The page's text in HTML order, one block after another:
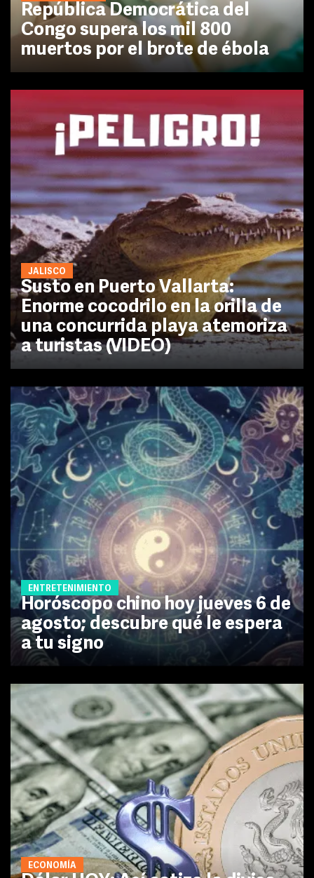
República Democrática del
Congo supera los mil 800
muertos por el brote de ébola
JALISCO
Susto en Puerto Vallarta:
Enorme cocodrilo en la orilla de
una concurrida playa atemoriza
a turistas (VIDEO)
ENTRETENIMIENTO
Horóscopo chino hoy jueves 6 de
agosto; descubre qué le espera
a tu signo
ECONOMÍA